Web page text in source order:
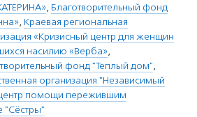
, Благотворительный фонд
, Краевая региональная
«Кризисный центр для женщин
насилию «Верба»,
фонд "Теплый дом",
организация "Независимый
помощи пережившим
"Сёстры"